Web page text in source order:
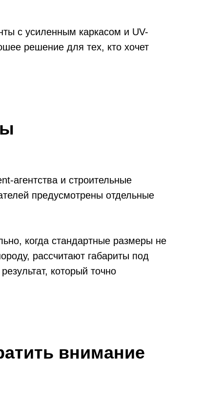
с усиленным каркасом и UV-
решение для тех, кто хочет
агентства и строительные
предусмотрены отдельные
когда стандартные размеры не
рассчитают габариты под
который точно
внимание